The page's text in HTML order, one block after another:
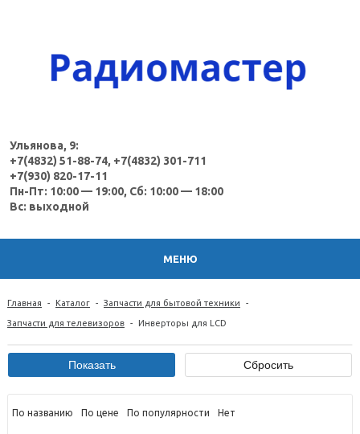
Ульянова, 9:
+7(4832) 51-88-74, +7(4832) 301-711
+7(930) 820-17-11
Пн-Пт: 10:00 — 19:00, Сб: 10:00 — 18:00
Вс: выходной
МЕНЮ
Главная - Каталог - Запчасти для бытовой техники -
Запчасти для телевизоров - Инверторы для LCD
По названию По цене По популярности Нет